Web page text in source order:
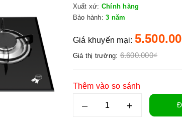
Xuất xứ: Chính hãng
Bảo hành: 3 năm
Giá khuyến mại:
Giá thị trường: 6.600.000₫
Thêm vào so sánh
– +